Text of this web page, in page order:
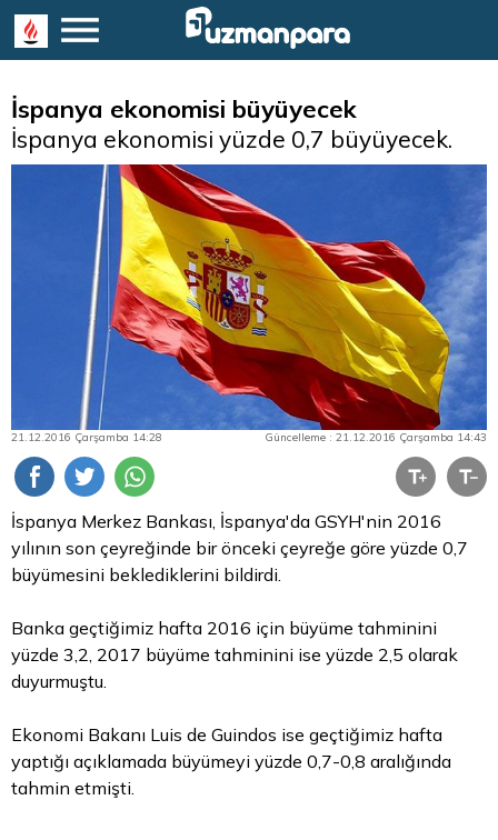
İspanya ekonomisi büyüyecek
İspanya ekonomisi yüzde 0,7 büyüyecek.
21.12.2016 Çarşamba 14:28 Güncelleme : 21.12.2016 Çarşamba 14:43
İspanya Merkez Bankası, İspanya'da GSYH'nin 2016
yılının son çeyreğinde bir önceki çeyreğe göre yüzde 0,7
büyümesini beklediklerini bildirdi.
Banka geçtiğimiz hafta 2016 için büyüme tahminini
yüzde 3,2, 2017 büyüme tahminini ise yüzde 2,5 olarak
duyurmuştu.
Ekonomi Bakanı Luis de Guindos ise geçtiğimiz hafta
yaptığı açıklamada büyümeyi yüzde 0,7-0,8 aralığında
tahmin etmişti.